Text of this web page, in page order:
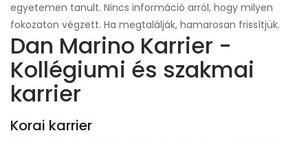
egyetemen tanult. Nincs információ arról, hogy milyen
fokozaton végzett. Ha megtalálják, hamarosan frissítjük.
Dan Marino Karrier -
Kollégiumi és szakmai
karrier
Korai karrier